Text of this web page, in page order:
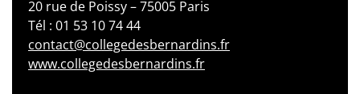
20 rue de Poissy – 75005 Paris
Tél : 01 53 10 74 44
contact@collegedesbernardins.fr
www.collegedesbernardins.fr